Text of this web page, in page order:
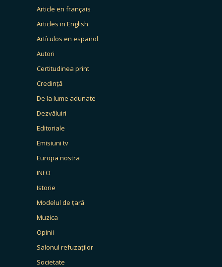
Article en français
Articles in English
Artículos en español
Autori
Certitudinea print
Credință
De la lume adunate
Dezvăluiri
Editoriale
Emisiuni tv
Europa nostra
INFO
Istorie
Modelul de țară
Muzica
Opinii
Salonul refuzaților
Societate